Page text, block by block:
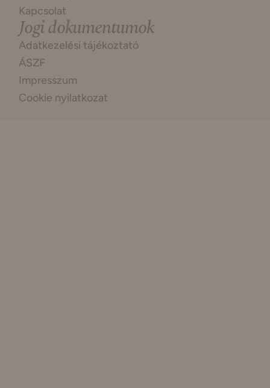
Kapcsolat
Jogi dokumentumok
Adatkezelési tájékoztató
ÁSZF
Impresszum
Cookie nyilatkozat